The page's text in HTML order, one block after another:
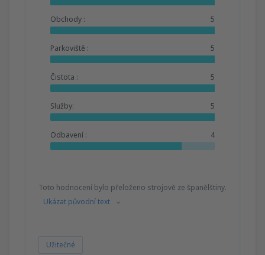
Obchody : 5
Parkoviště : 5
Čistota : 5
Služby: 5
Odbavení : 4
Toto hodnocení bylo přeloženo strojově ze španělštiny.
Ukázat původní text
Užitečné